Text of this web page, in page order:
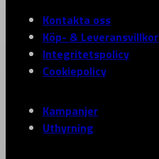
Kontakta oss
Köp- & Leveransvillkor
Integritetspolicy
Cookiepolicy
Kampanjer
Uthyrning